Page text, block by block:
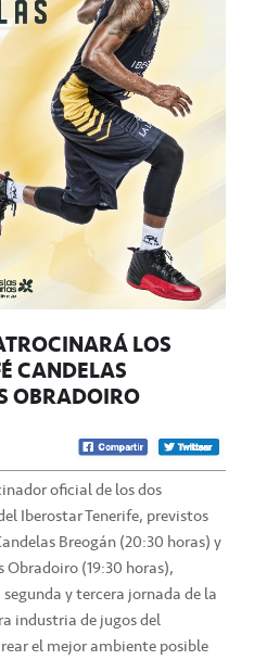
LOS
CANDELAS
OBRADOIRO
oficial de los dos
Iberostar Tenerife, previstos
Breogán (20:30 horas) y
(19:30 horas),
y tercera jornada de la
industria de jugos del
el mejor ambiente posible